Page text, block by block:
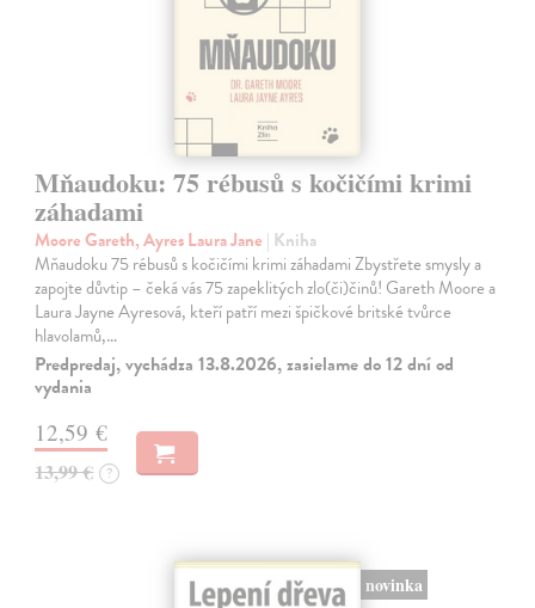
Mňaudoku: 75 rébusů s kočičími krimi
záhadami
Moore Gareth, Ayres Laura Jane | Kniha
Mňaudoku 75 rébusů s kočičími krimi záhadami Zbystřete smysly a
zapojte důvtip – čeká vás 75 zapeklitých zlo(či)činů! Gareth Moore a
Laura Jayne Ayresová, kteří patří mezi špičkové britské tvůrce
hlavolamů,…
Predpredaj, vychádza 13.8.2026, zasielame do 12 dní od
vydania
12,59 €
13,99 € ?
novinka